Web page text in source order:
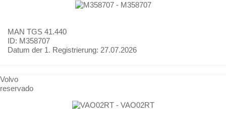
MAN TGS 41.440
ID: M358707
Datum der 1. Registrierung: 27.07.2026
Volvo
reservado